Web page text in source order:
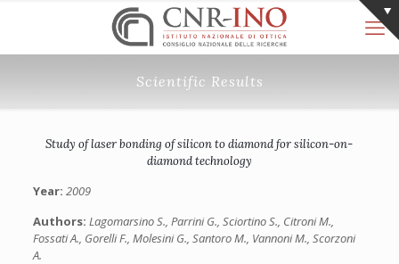
Scientific Results
Study of laser bonding of silicon to diamond for silicon-on-
diamond technology
Year: 2009
Authors: Lagomarsino S., Parrini G., Sciortino S., Citroni M.,
Fossati A., Gorelli F., Molesini G., Santoro M., Vannoni M., Scorzoni
A.